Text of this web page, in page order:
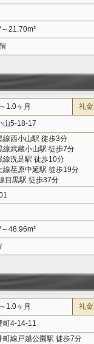
21.70m²
1.0ヶ月 礼金
山5-18-17
線西小山駅 徒歩3分
線武蔵小山駅 徒歩7分
線洗足駅 徒歩10分
線荏原中延駅 徒歩19分
目黒駅 徒歩37分
48.96m²
1.0ヶ月 礼金
町4-14-11
町線戸越公園駅 徒歩7分